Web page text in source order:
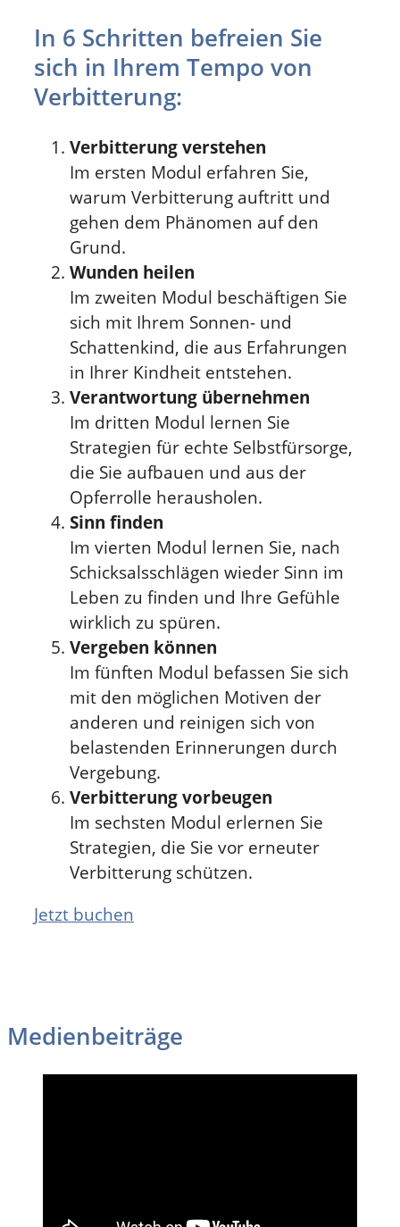
In 6 Schritten befreien Sie
sich in Ihrem Tempo von
Verbitterung:
Verbitterung verstehen
Im ersten Modul erfahren Sie,
warum Verbitterung auftritt und
gehen dem Phänomen auf den
Grund.
Wunden heilen
Im zweiten Modul beschäftigen Sie
sich mit Ihrem Sonnen- und
Schattenkind, die aus Erfahrungen
in Ihrer Kindheit entstehen.
Verantwortung übernehmen
Im dritten Modul lernen Sie
Strategien für echte Selbstfürsorge,
die Sie aufbauen und aus der
Opferrolle herausholen.
Sinn finden
Im vierten Modul lernen Sie, nach
Schicksalsschlägen wieder Sinn im
Leben zu finden und Ihre Gefühle
wirklich zu spüren.
Vergeben können
Im fünften Modul befassen Sie sich
mit den möglichen Motiven der
anderen und reinigen sich von
belastenden Erinnerungen durch
Vergebung.
Verbitterung vorbeugen
Im sechsten Modul erlernen Sie
Strategien, die Sie vor erneuter
Verbitterung schützen.
Jetzt buchen
Medienbeiträge